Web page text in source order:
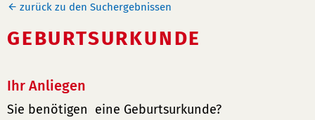
zurück zu den Suchergebnissen
GEBURTSURKUNDE
Ihr Anliegen
Sie benötigen eine Geburtsurkunde?